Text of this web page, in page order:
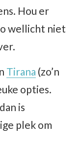
Hou er
wellicht niet
Tirana (zo’n
opties.
is
plek om